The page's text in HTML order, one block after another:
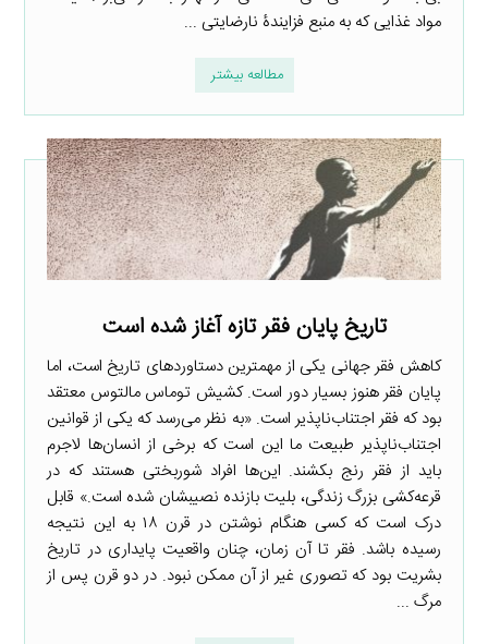
مواد غذایی که به منبع فزایندۀ نارضایتی ...
مطالعه بیشتر
تاریخ پایان فقر تازه آغاز شده است
کاهش فقر جهانی یکی از مهمترین دستاوردهای تاریخ است، اما
پایان فقر هنوز بسیار دور است. کشیش توماس مالتوس معتقد
بود که فقر اجتناب‌ناپذیر است. «به نظر می‌رسد که یکی از قوانین
اجتناب‌‌ناپذیر طبیعت ما این است که برخی از انسان‌ها لاجرم
باید از فقر رنج بکشند. این‌ها افراد شوربختی هستند که در
قرعه‌کشی بزرگ زندگی، بلیت بازنده نصیبشان شده است.» قابل
درک است که کسی هنگام نوشتن در قرن ۱۸ به این نتیجه
رسیده باشد. فقر تا آن زمان، چنان واقعیت پایداری در تاریخ
بشریت بود که تصوری غیر از آن ممکن نبود. در دو قرن پس از
مرگ ...